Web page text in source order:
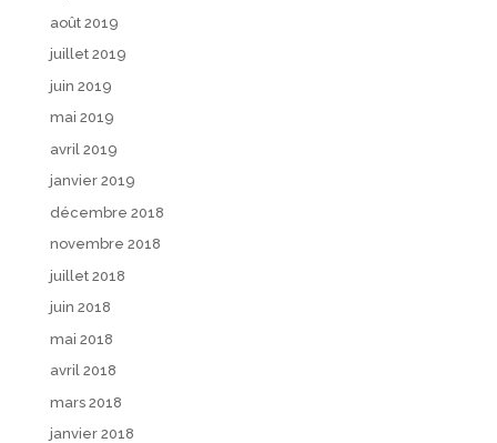
août 2019
juillet 2019
juin 2019
mai 2019
avril 2019
janvier 2019
décembre 2018
novembre 2018
juillet 2018
juin 2018
mai 2018
avril 2018
mars 2018
janvier 2018